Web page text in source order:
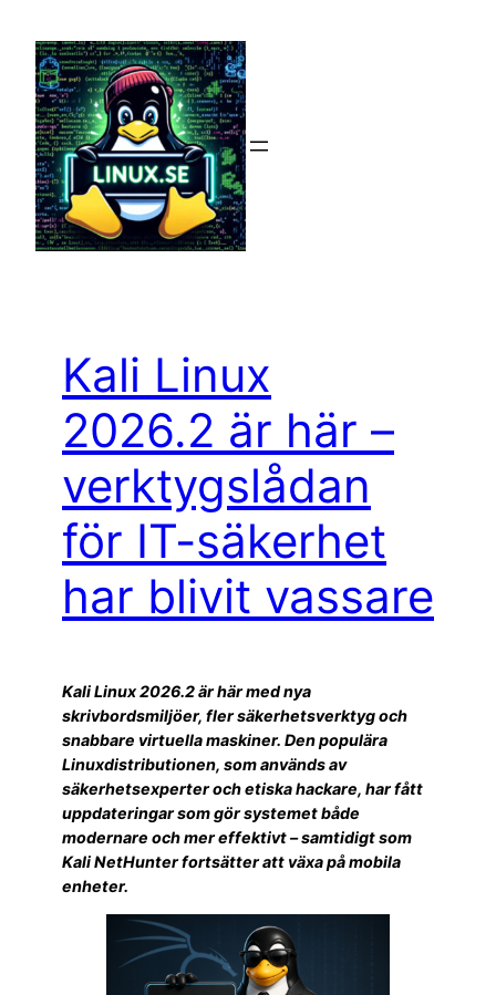
innehåll
Kali Linux
2026.2 är här –
verktygslådan
för IT-säkerhet
har blivit vassare
Kali Linux 2026.2 är här med nya
skrivbordsmiljöer, fler säkerhetsverktyg och
snabbare virtuella maskiner. Den populära
Linuxdistributionen, som används av
säkerhetsexperter och etiska hackare, har fått
uppdateringar som gör systemet både
modernare och mer effektivt – samtidigt som
Kali NetHunter fortsätter att växa på mobila
enheter.